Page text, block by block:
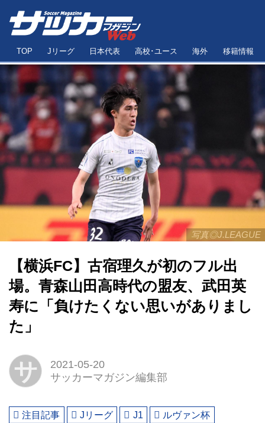
TOP Jリーグ 日本代表 高校･ユース 海外 移籍情報
写真◎J.LEAGUE
【横浜FC】古宿理久が初のフル出
場。青森山田高時代の盟友、武田英
寿に「負けたくない思いがありまし
た」
サ
2021-05-20
サッカーマガジン編集部
注目記事 Jリーグ J1
ルヴァン杯